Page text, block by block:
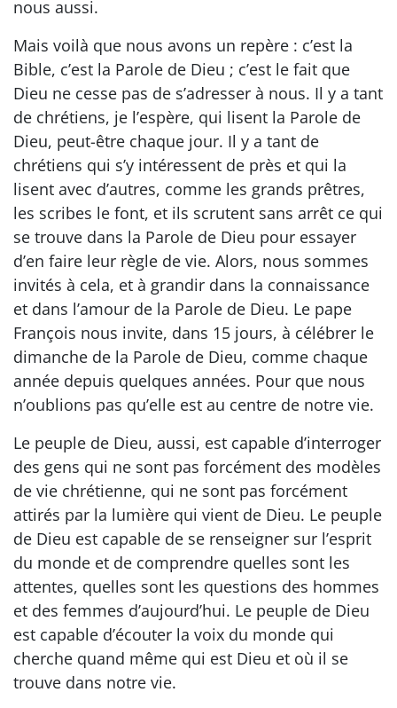
nous aussi.
Mais voilà que nous avons un repère : c’est la
Bible, c’est la Parole de Dieu ; c’est le fait que
Dieu ne cesse pas de s’adresser à nous. Il y a tant
de chrétiens, je l’espère, qui lisent la Parole de
Dieu, peut-être chaque jour. Il y a tant de
chrétiens qui s’y intéressent de près et qui la
lisent avec d’autres, comme les grands prêtres,
les scribes le font, et ils scrutent sans arrêt ce qui
se trouve dans la Parole de Dieu pour essayer
d’en faire leur règle de vie. Alors, nous sommes
invités à cela, et à grandir dans la connaissance
et dans l’amour de la Parole de Dieu. Le pape
François nous invite, dans 15 jours, à célébrer le
dimanche de la Parole de Dieu, comme chaque
année depuis quelques années. Pour que nous
n’oublions pas qu’elle est au centre de notre vie.
Le peuple de Dieu, aussi, est capable d’interroger
des gens qui ne sont pas forcément des modèles
de vie chrétienne, qui ne sont pas forcément
attirés par la lumière qui vient de Dieu. Le peuple
de Dieu est capable de se renseigner sur l’esprit
du monde et de comprendre quelles sont les
attentes, quelles sont les questions des hommes
et des femmes d’aujourd’hui. Le peuple de Dieu
est capable d’écouter la voix du monde qui
cherche quand même qui est Dieu et où il se
trouve dans notre vie.